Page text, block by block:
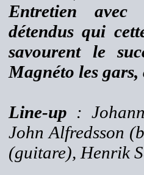
Entretien avec
détendus qui
savourent le
Magnéto les gars,
Line-up :
John Alfredsson
(guitare), Henrik